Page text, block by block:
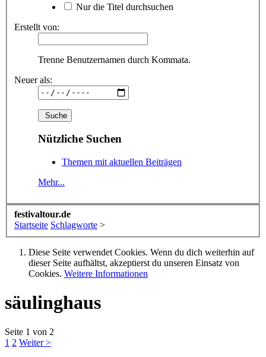
Nur die Titel durchsuchen
Erstellt von:
Trenne Benutzernamen durch Kommata.
Neuer als:
Nützliche Suchen
Themen mit aktuellen Beiträgen
Mehr...
festivaltour.de
Startseite Schlagworte >
Diese Seite verwendet Cookies. Wenn du dich weiterhin auf
dieser Seite aufhältst, akzeptierst du unseren Einsatz von
Cookies. Weitere Informationen
säulinghaus
Seite 1 von 2
1 2 Weiter >